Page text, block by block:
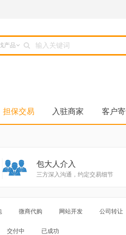
产品
担保交易 入驻商家 客户
包大人介入
三方深入沟通，约定交易细节
微商代购 网站开发 公司转让
交付中 已成功